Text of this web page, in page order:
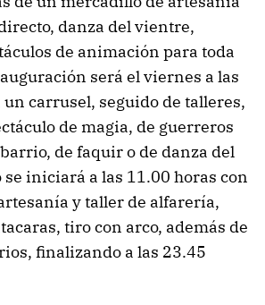
danza del vientre,
de animación para toda
será el viernes a las
carrusel, seguido de talleres,
de magia, de guerreros
de faquir o de danza del
se iniciará a las 11.00 horas con
y taller de alfarería,
tiro con arco, además de
finalizando a las 23.45